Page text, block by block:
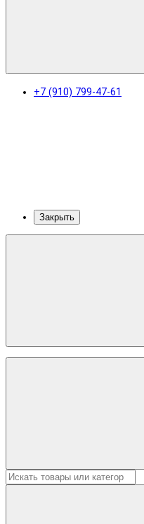
+7 (910) 799-47-61
Закрыть